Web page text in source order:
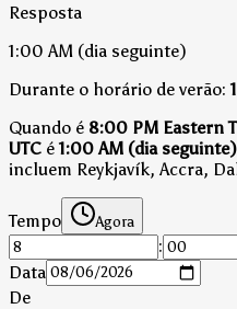
Resposta
1:00 AM (dia seguinte)
Durante o horário de verão:
Quando é 8:00 PM Eastern
UTC é1:00 AM (dia seguinte)
incluem Reykjavík, Accra,
Tempo Agora
:
Data
De